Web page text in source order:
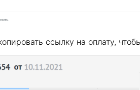
ссылку на оплату,